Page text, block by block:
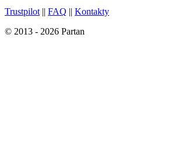
Trustpilot || FAQ || Kontakty
© 2013 - 2026 Partan